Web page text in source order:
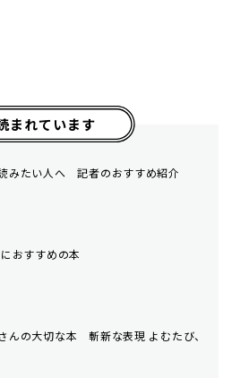
まれています
みたい人へ 記者のおすすめ紹介
おすすめの本
んの大切な本 斬新な表現 よむたび、